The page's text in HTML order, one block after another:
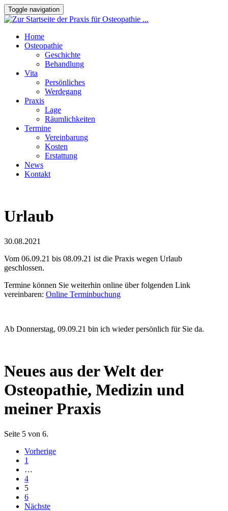
Toggle navigation
Home
Osteopathie
Geschichte
Behandlung
Vita
Persönliches
Werdegang
Praxis
Lage
Räumlichkeiten
Termine
Vereinbarung
Kosten
Erstattung
News
Kontakt
Urlaub
30.08.2021
Vom 06.09.21 bis 08.09.21 ist die Praxis wegen Urlaub
geschlossen.
Termine können Sie weiterhin online über folgenden Link
vereinbaren: Online Terminbuchung
Ab Donnerstag, 09.09.21 bin ich wieder persönlich für Sie da.
Neues aus der Welt der
Osteopathie, Medizin und
meiner Praxis
Seite 5 von 6.
Vorherige
1
…
4
5
6
Nächste